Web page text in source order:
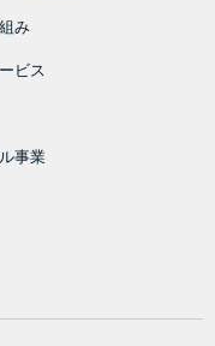
み
ビス
事業